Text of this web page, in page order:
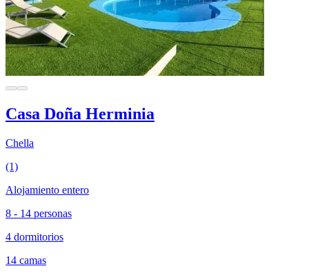
Casa Doña Herminia
Chella
(1)
Alojamiento entero
8 - 14 personas
4 dormitorios
14 camas